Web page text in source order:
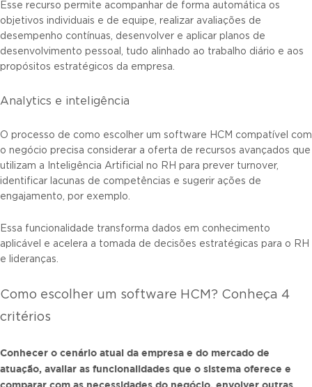
Esse recurso permite acompanhar de forma automática os
objetivos individuais e de equipe, realizar avaliações de
desempenho contínuas, desenvolver e aplicar planos de
desenvolvimento pessoal, tudo alinhado ao trabalho diário e aos
propósitos estratégicos da empresa.
Analytics e inteligência
O processo de como escolher um software HCM compatível com
o negócio precisa considerar a oferta de recursos avançados que
utilizam a Inteligência Artificial no RH para prever turnover,
identificar lacunas de competências e sugerir ações de
engajamento, por exemplo.
Essa funcionalidade transforma dados em conhecimento
aplicável e acelera a tomada de decisões estratégicas para o RH
e lideranças.
Como escolher um software HCM? Conheça 4
critérios
Conhecer o cenário atual da empresa e do mercado de
atuação, avaliar as funcionalidades que o sistema oferece e